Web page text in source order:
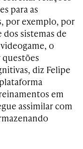
para as
por exemplo, por
sistemas de
o
diz Felipe
em
assimilar com